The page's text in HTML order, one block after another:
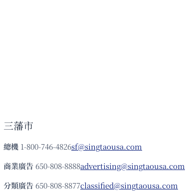
三藩市
總機 1-800-746-4826sf@singtaousa.com
商業廣告 650-808-8888advertising@singtaousa.com
分類廣告 650-808-8877classified@singtaousa.com